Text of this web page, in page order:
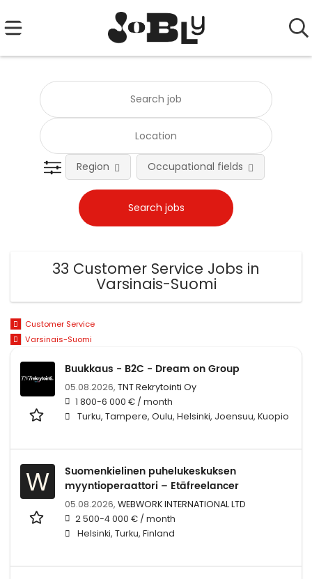
Region Occupational fields
33 Customer Service Jobs in
Varsinais-Suomi
Customer Service
Varsinais-Suomi
Buukkaus - B2C - Dream on Group
05.08.2026, TNT Rekrytointi Oy
1 800-6 000 € / month
Turku, Tampere, Oulu, Helsinki, Joensuu, Kuopio
W
Suomenkielinen puhelukeskuksen
myyntioperaattori – Etäfreelancer
05.08.2026, WEBWORK INTERNATIONAL LTD
2 500-4 000 € / month
Helsinki, Turku, Finland